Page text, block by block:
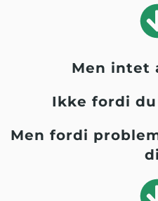
Men intet
Ikke fordi
Men fordi